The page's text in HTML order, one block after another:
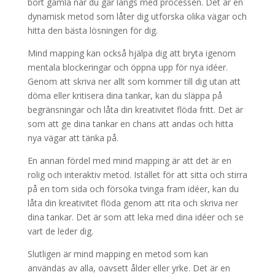
dynamisk metod som låter dig utforska olika vägar och
hitta den bästa lösningen för dig.
Mind mapping kan också hjälpa dig att bryta igenom
mentala blockeringar och öppna upp för nya idéer.
Genom att skriva ner allt som kommer till dig utan att
döma eller kritisera dina tankar, kan du släppa på
begränsningar och låta din kreativitet flöda fritt. Det är
som att ge dina tankar en chans att andas och hitta
nya vägar att tänka på.
En annan fördel med mind mapping är att det är en
rolig och interaktiv metod. Istället för att sitta och stirra
på en tom sida och försöka tvinga fram idéer, kan du
låta din kreativitet flöda genom att rita och skriva ner
dina tankar. Det är som att leka med dina idéer och se
vart de leder dig.
Slutligen är mind mapping en metod som kan
användas av alla, oavsett ålder eller yrke. Det är en